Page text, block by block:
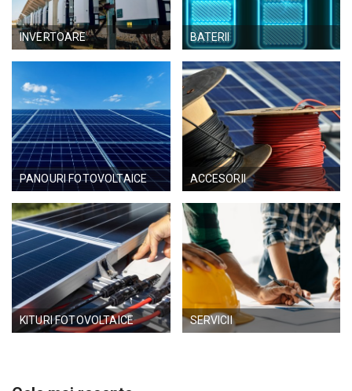
Oferte & Noutăți
Conectare
Inregistreaza-te
Locație
INVERTOARE
PANOURI FOTOVOLTAICE
KITURI FOTOVOLTAICE
BATERII
ACCESORII
SERVICII